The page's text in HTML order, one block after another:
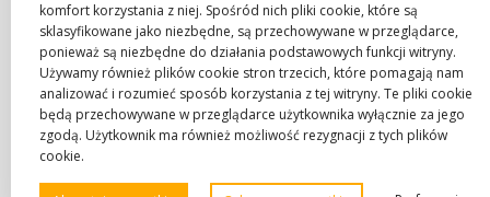
komfort korzystania z niej. Spośród nich pliki cookie, które są
sklasyfikowane jako niezbędne, są przechowywane w przeglądarce,
ponieważ są niezbędne do działania podstawowych funkcji witryny.
Używamy również plików cookie stron trzecich, które pomagają nam
analizować i rozumieć sposób korzystania z tej witryny. Te pliki cookie
będą przechowywane w przeglądarce użytkownika wyłącznie za jego
zgodą. Użytkownik ma również możliwość rezygnacji z tych plików
cookie.